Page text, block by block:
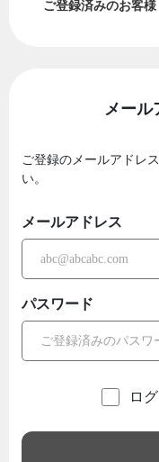
ご登録済みのお客様
メール
ご登録のメールアドレ
い。
メールアドレス
パスワード
ロ